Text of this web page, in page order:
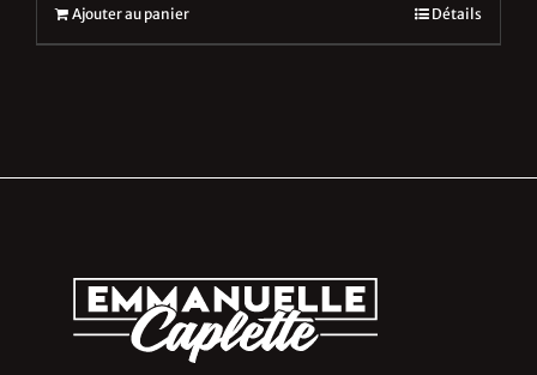
Ajouter au panier Détails